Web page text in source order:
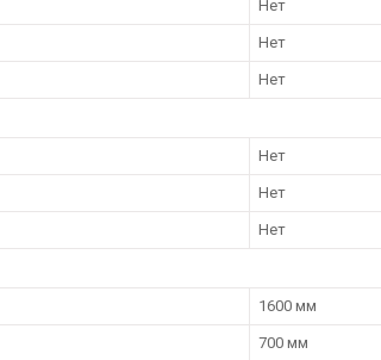
Нет
Нет
Нет
Нет
Нет
Нет
1600 мм
700 мм